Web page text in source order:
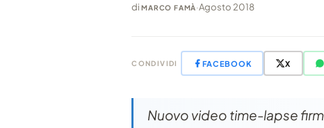
diMARCO FAMÀ·Agosto 2018
CONDIVIDI FACEBOOK X
Nuovo video time-lapse